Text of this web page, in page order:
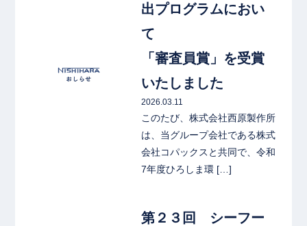
出プログラムにおい
て
「審査員賞」を受賞
いたしました
2026.03.11
このたび、株式会社西原製作所
は、当グループ会社である株式
会社コパックスと共同で、令和
7年度ひろしま環 […]
第２３回 シーフー